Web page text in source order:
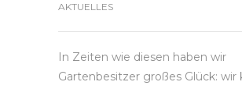
AKTUELLES
In Zeiten wie diesen haben wir
Gartenbesitzer großes Glück: wir